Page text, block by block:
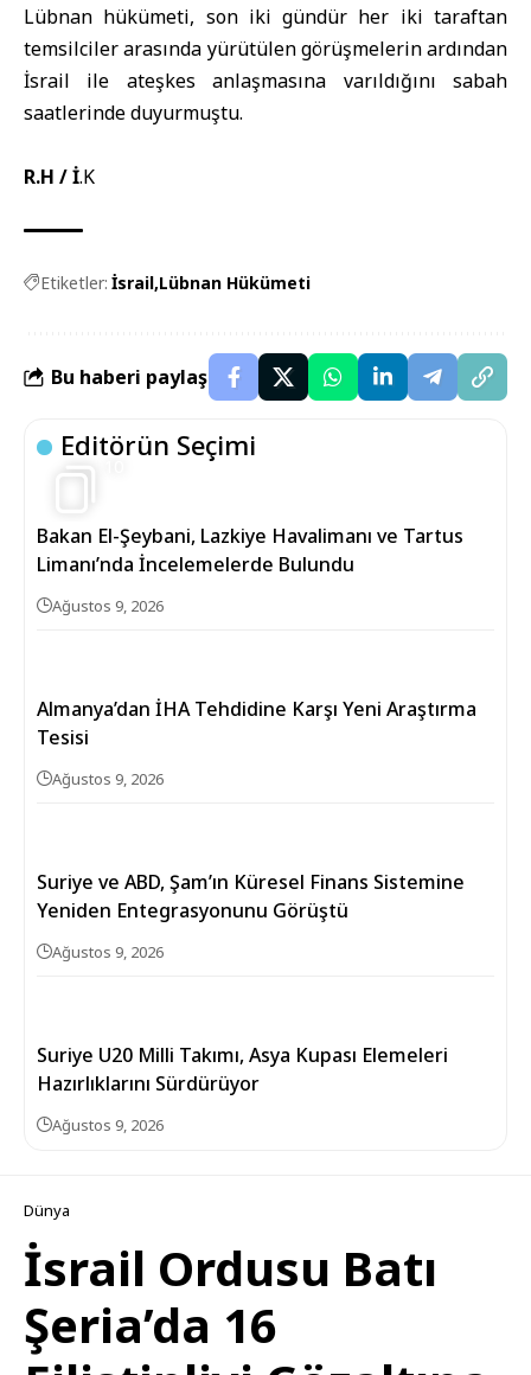
Lübnan hükümeti, son iki gündür her iki taraftan
temsilciler arasında yürütülen görüşmelerin ardından
İsrail ile ateşkes anlaşmasına varıldığını sabah
saatlerinde duyurmuştu.
R.H / İ.K
Etiketler: İsrail Lübnan Hükümeti
Bu haberi paylaş
Editörün Seçimi
Bakan El-Şeybani, Lazkiye Havalimanı ve Tartus
Limanı’nda İncelemelerde Bulundu
Ağustos 9, 2026
Almanya’dan İHA Tehdidine Karşı Yeni Araştırma
Tesisi
Ağustos 9, 2026
Suriye ve ABD, Şam’ın Küresel Finans Sistemine
Yeniden Entegrasyonunu Görüştü
Ağustos 9, 2026
Suriye U20 Milli Takımı, Asya Kupası Elemeleri
Hazırlıklarını Sürdürüyor
Ağustos 9, 2026
Dünya
İsrail Ordusu Batı
Şeria’da 16